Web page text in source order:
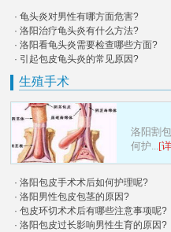
· 龟头炎对男性有哪方面危害?
· 洛阳治疗龟头炎有什么方法?
· 洛阳看龟头炎需要检查哪些方面?
· 引起包皮龟头炎的常见原因?
生殖手术
洛阳割
何护... [
· 洛阳包皮手术术后如何护理呢?
· 洛阳男性包皮包茎的原因?
· 包皮环切术术后有哪些注意事项呢?
· 洛阳包皮过长影响男性生育的原因?